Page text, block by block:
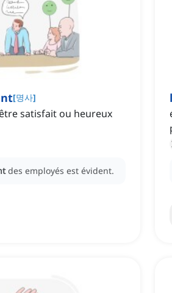
[명사]
satisfait ou heureux
des employés est évident.